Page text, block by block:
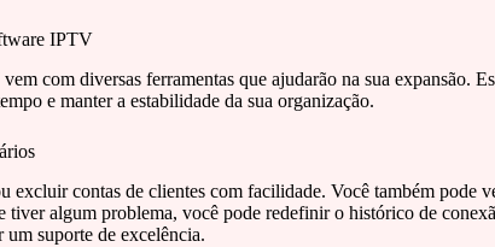
IPTV
com diversas ferramentas que ajudarão na sua expansão.
e manter a estabilidade da sua organização.
excluir contas de clientes com facilidade. Você também pode
tiver algum problema, você pode redefinir o histórico de
um suporte de excelência.